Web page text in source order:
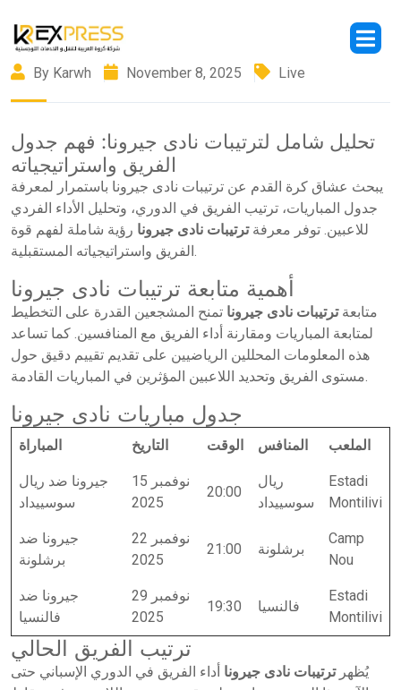
By Karwh November 8, 2025 Live
تحليل شامل لترتيبات نادى جيرونا: فهم جدول
الفريق واستراتيجياته
يبحث عشاق كرة القدم عن ترتيبات نادى جيرونا باستمرار لمعرفة
جدول المباريات، ترتيب الفريق في الدوري، وتحليل الأداء الفردي
للاعبين. توفر معرفةترتيبات نادى جيرونا رؤية شاملة لفهم قوة
الفريق واستراتيجياته المستقبلية.
أهمية متابعة ترتيبات نادى جيرونا
متابعةترتيبات نادى جيرونا تمنح المشجعين القدرة على التخطيط
لمتابعة المباريات ومقارنة أداء الفريق مع المنافسين. كما تساعد
هذه المعلومات المحللين الرياضيين على تقديم تقييم دقيق حول
مستوى الفريق وتحديد اللاعبين المؤثرين في المباريات القادمة.
جدول مباريات نادى جيرونا
المباراة التاريخ الوقت المنافس الملعب
جيرونا ضد ريال
سوسييداد
15 نوفمبر
2025
20:00
ريال
سوسييداد
Estadi
Montilivi
جيرونا ضد
برشلونة
22 نوفمبر
2025
21:00 برشلونة
Camp
Nou
جيرونا ضد
فالنسيا
29 نوفمبر
2025
19:30 فالنسيا
Estadi
Montilivi
ترتيب الفريق الحالي
يُظهرترتيبات نادى جيرونا أداء الفريق في الدوري الإسباني حتى